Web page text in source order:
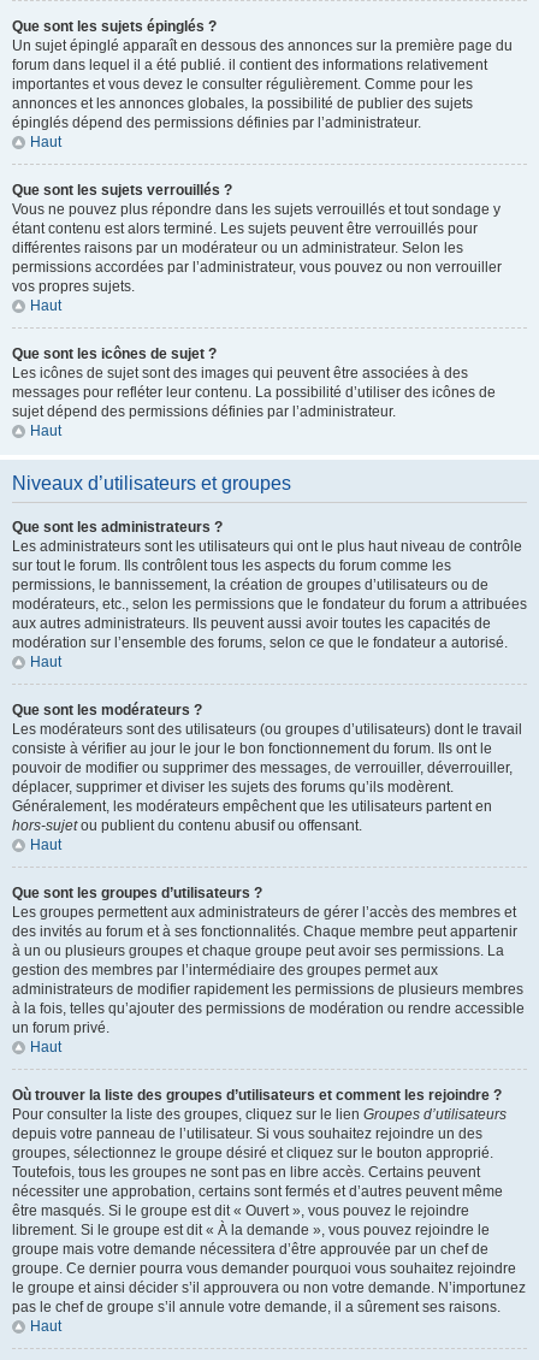
Que sont les sujets épinglés ?
Un sujet épinglé apparaît en dessous des annonces sur la première page du
forum dans lequel il a été publié. il contient des informations relativement
importantes et vous devez le consulter régulièrement. Comme pour les
annonces et les annonces globales, la possibilité de publier des sujets
épinglés dépend des permissions définies par l’administrateur.
Haut
Que sont les sujets verrouillés ?
Vous ne pouvez plus répondre dans les sujets verrouillés et tout sondage y
étant contenu est alors terminé. Les sujets peuvent être verrouillés pour
différentes raisons par un modérateur ou un administrateur. Selon les
permissions accordées par l’administrateur, vous pouvez ou non verrouiller
vos propres sujets.
Haut
Que sont les icônes de sujet ?
Les icônes de sujet sont des images qui peuvent être associées à des
messages pour refléter leur contenu. La possibilité d’utiliser des icônes de
sujet dépend des permissions définies par l’administrateur.
Haut
Niveaux d’utilisateurs et groupes
Que sont les administrateurs ?
Les administrateurs sont les utilisateurs qui ont le plus haut niveau de contrôle
sur tout le forum. Ils contrôlent tous les aspects du forum comme les
permissions, le bannissement, la création de groupes d’utilisateurs ou de
modérateurs, etc., selon les permissions que le fondateur du forum a attribuées
aux autres administrateurs. Ils peuvent aussi avoir toutes les capacités de
modération sur l’ensemble des forums, selon ce que le fondateur a autorisé.
Haut
Que sont les modérateurs ?
Les modérateurs sont des utilisateurs (ou groupes d’utilisateurs) dont le travail
consiste à vérifier au jour le jour le bon fonctionnement du forum. Ils ont le
pouvoir de modifier ou supprimer des messages, de verrouiller, déverrouiller,
déplacer, supprimer et diviser les sujets des forums qu’ils modèrent.
Généralement, les modérateurs empêchent que les utilisateurs partent en
hors-sujetou publient du contenu abusif ou offensant.
Haut
Que sont les groupes d’utilisateurs ?
Les groupes permettent aux administrateurs de gérer l’accès des membres et
des invités au forum et à ses fonctionnalités. Chaque membre peut appartenir
à un ou plusieurs groupes et chaque groupe peut avoir ses permissions. La
gestion des membres par l’intermédiaire des groupes permet aux
administrateurs de modifier rapidement les permissions de plusieurs membres
à la fois, telles qu’ajouter des permissions de modération ou rendre accessible
un forum privé.
Haut
Où trouver la liste des groupes d’utilisateurs et comment les rejoindre ?
Pour consulter la liste des groupes, cliquez sur le lien Groupes d’utilisateurs
depuis votre panneau de l’utilisateur. Si vous souhaitez rejoindre un des
groupes, sélectionnez le groupe désiré et cliquez sur le bouton approprié.
Toutefois, tous les groupes ne sont pas en libre accès. Certains peuvent
nécessiter une approbation, certains sont fermés et d’autres peuvent même
être masqués. Si le groupe est dit « Ouvert », vous pouvez le rejoindre
librement. Si le groupe est dit « À la demande », vous pouvez rejoindre le
groupe mais votre demande nécessitera d’être approuvée par un chef de
groupe. Ce dernier pourra vous demander pourquoi vous souhaitez rejoindre
le groupe et ainsi décider s’il approuvera ou non votre demande. N’importunez
pas le chef de groupe s’il annule votre demande, il a sûrement ses raisons.
Haut